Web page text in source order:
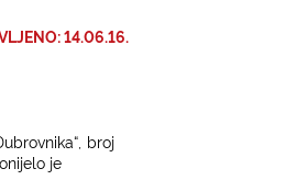
14.06.16.
ubrovnika“ , broj
elo je